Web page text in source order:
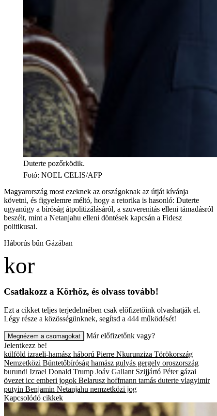
Duterte pozőrködik.
Fotó: NOEL CELIS/AFP
Magyarország most ezeknek az országoknak az útját kívánja
követni, és figyelemre méltó, hogy a retorika is hasonló: Duterte
ugyanúgy a bíróság átpolitizálásáról, a szuverenitás elleni támadásról
beszélt, mint a Netanjahu elleni döntések kapcsán a Fidesz
politikusai.
Háborús bűn Gázában
Csatlakozz a Körhöz, és olvass tovább!
Ezt a cikket teljes terjedelmében csak előfizetőink olvashatják el.
Légy része a közösségünknek, segítsd a 444 működését!
Megnézem a csomagokat
Már előfizetőnk vagy?
Jelentkezz be!
külföld izraeli-hamász háború Pierre Nkurunziza Törökország
Nemzetközi Büntetőbíróság hamász gulyás gergely oroszország
burundi Izrael Donald Trump Joáv Gallant Szijjártó Péter gázai
övezet icc emberi jogok Belarusz hoffmann tamás duterte vlagyimir
putyin Benjamin Netanjahu nemzetközi jog
Kapcsolódó cikkek